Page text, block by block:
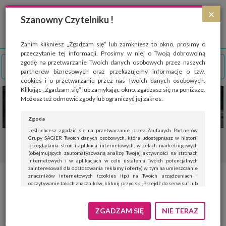
×
Szanowny Czytelniku !
Zanim klikniesz „Zgadzam się” lub zamkniesz to okno, prosimy o
przeczytanie tej informacji. Prosimy w niej o Twoją dobrowolną
zgodę na przetwarzanie Twoich danych osobowych przez naszych
partnerów biznesowych oraz przekazujemy informacje o tzw.
cookies i o przetwarzaniu przez nas Twoich danych osobowych.
Klikając „Zgadzam się” lub zamykając okno, zgadzasz się na poniższe.
Możesz też odmówić zgody lub ograniczyć jej zakres.
Zgoda
Jeśli chcesz zgodzić się na przetwarzanie przez Zaufanych Partnerów
Grupy SAGIER Twoich danych osobowych, które udostępniasz w historii
przeglądania stron i aplikacji internetowych, w celach marketingowych
(obejmujących zautomatyzowaną analizę Twojej aktywności na stronach
internetowych i w aplikacjach w celu ustalenia Twoich potencjalnych
zainteresowań dla dostosowania reklamy i oferty) w tym na umieszczanie
znaczników internetowych (cookies itp.) na Twoich urządzeniach i
odczytywanie takich znaczników, kliknij przycisk „Przejdź do serwisu” lub
Jeśli nie chcesz wyrazić zgody, kliknij „Nie teraz”.
Wyrażenie zgody jest dobrowolne. Możesz edytować zakres zgody, w tym
ZGADZAM SIĘ NIE TERAZ
Strona wykorzystuje pliki cookies, które służą głównie do celów statystycznych.
Wyrażając zgodę na używanie 'cookies', zezwalasz na zapisanie ich w pamięci
przeglądarki. Przejdź do
polityki cookies